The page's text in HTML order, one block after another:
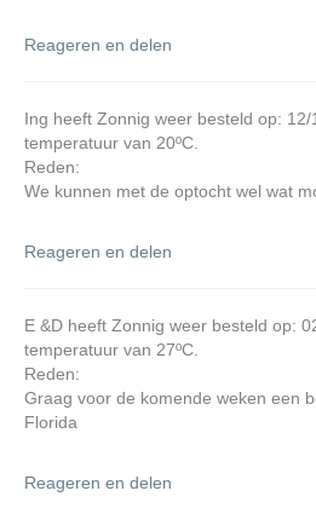
Reageren en delen
Ing heeft Zonnig weer besteld op:
temperatuur van 20ºC.
Reden:
We kunnen met de optocht wel wat
Reageren en delen
E &D heeft Zonnig weer besteld op:
temperatuur van 27ºC.
Reden:
Graag voor de komende weken een
Florida
Reageren en delen